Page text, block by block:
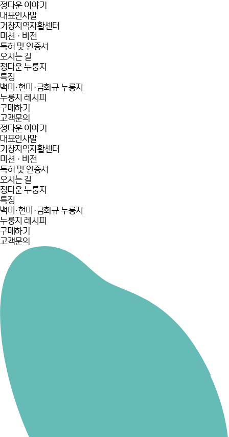
정다운 이야기
대표인사말
거창지역자활센터
미션 · 비전
특허 및 인증서
오시는 길
정다운 누룽지
특징
백미·현미·금화규 누룽지
누룽지 레시피
구매하기
고객문의
정다운 이야기
대표인사말
거창지역자활센터
미션 · 비전
특허 및 인증서
오시는 길
정다운 누룽지
특징
백미·현미·금화규 누룽지
누룽지 레시피
구매하기
고객문의